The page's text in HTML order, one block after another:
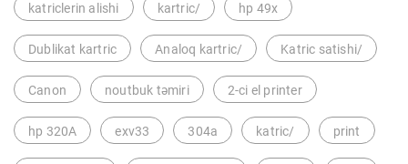
katriclerin alishi kartric/ hp 49x
Dublikat kartric Analoq kartric/ Katric satishi/
Canon noutbuk təmiri 2-ci el printer
hp 320A exv33 304a katric/ print